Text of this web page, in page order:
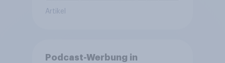
Artikel
Podcast-Werbung in